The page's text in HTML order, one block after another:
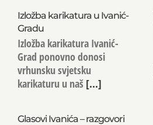
Izložba karikatura u Ivanić-
Gradu
Izložba karikatura Ivanić-
Grad ponovno donosi
vrhunsku svjetsku
karikaturu u naš[...]
Glasovi Ivanića – razgovori